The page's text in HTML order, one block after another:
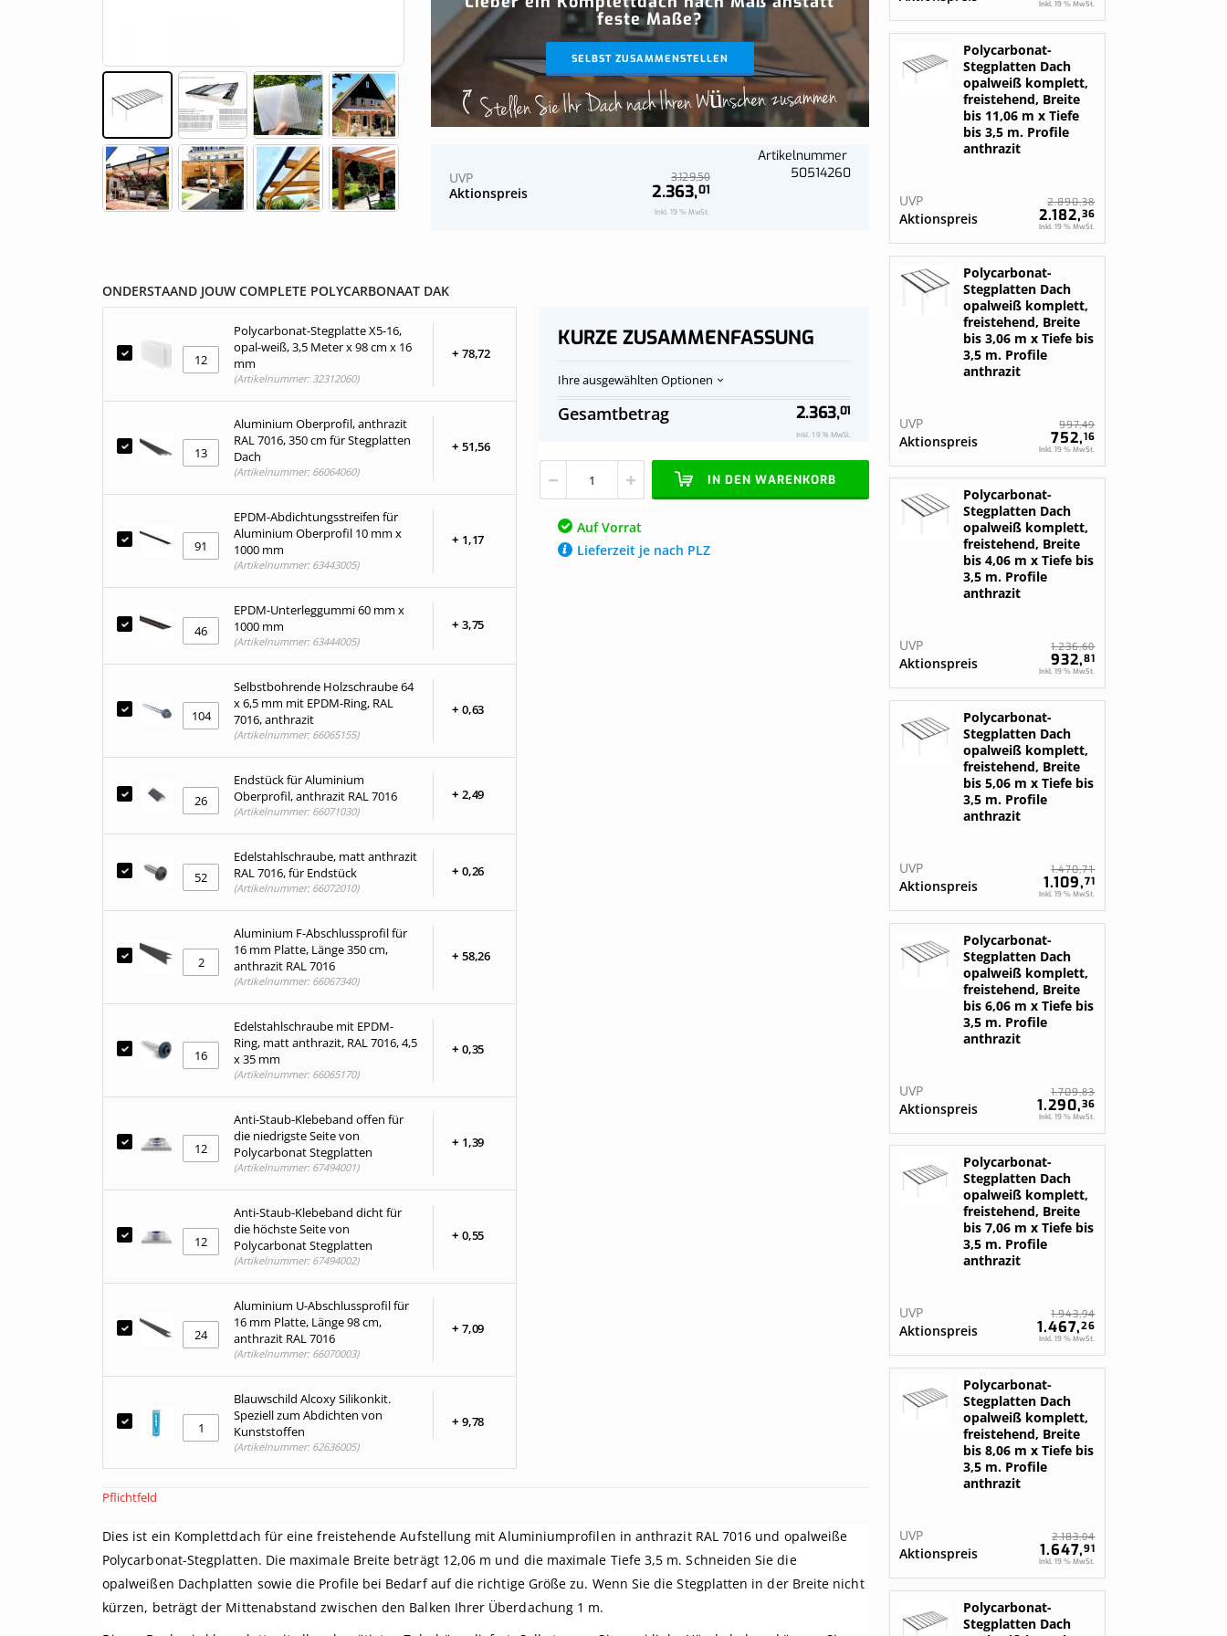
Bestelle jetzt
Komplettes Dach an der Wand
beginning
of
gallery
feste Maße?
SELBST ZUSAMMENSTELLEN
Stellen Sie Ihr Dach nach Ihren Wünschen zusammen
Aktionspreis 2.363,01
UVP 3.129,50
Inkl. 19 % MwSt.
Artikelnummer
50514260
ONDERSTAAND JOUW COMPLETE POLYCARBONAAT DAK
Polycarbonat-Stegplatte X5-16,
opal-weiß, 3,5 Meter x 98 cm x 16
mm
+ 78,72
(Artikelnummer: 32312060)
Aluminium Oberprofil, anthrazit
RAL 7016, 350 cm für Stegplatten
Dach
+ 51,56
(Artikelnummer: 66064060)
EPDM-Abdichtungsstreifen für
Aluminium Oberprofil 10 mm x
1000 mm
+ 1,17
(Artikelnummer: 63443005)
EPDM-Unterleggummi 60 mm x
1000 mm
+ 3,75
(Artikelnummer: 63444005)
Selbstbohrende Holzschraube 64
x 6,5 mm mit EPDM-Ring, RAL
7016, anthrazit
+ 0,63
(Artikelnummer: 66065155)
Endstück für Aluminium
Oberprofil, anthrazit RAL 7016
+ 2,49
(Artikelnummer: 66071030)
Edelstahlschraube, matt anthrazit
RAL 7016, für Endstück
+ 0,26
(Artikelnummer: 66072010)
Aluminium F-Abschlussprofil für
16 mm Platte, Länge 350 cm,
anthrazit RAL 7016
+ 58,26
(Artikelnummer: 66067340)
Edelstahlschraube mit EPDM-
Ring, matt anthrazit, RAL 7016, 4,5
x 35 mm
+ 0,35
(Artikelnummer: 66065170)
Anti-Staub-Klebeband offen für
die niedrigste Seite von
Polycarbonat Stegplatten
+ 1,39
(Artikelnummer: 67494001)
Anti-Staub-Klebeband dicht für
die höchste Seite von
Polycarbonat Stegplatten
+ 0,55
(Artikelnummer: 67494002)
Aluminium U-Abschlussprofil für
16 mm Platte, Länge 98 cm,
anthrazit RAL 7016
+ 7,09
(Artikelnummer: 66070003)
Blauwschild Alcoxy Silikonkit.
Speziell zum Abdichten von
Kunststoffen
+ 9,78
(Artikelnummer: 62636005)
Pflichtfeld
KURZE ZUSAMMENFASSUNG
Ihre ausgewählten Optionen
Polycarbonat-
Stegplatten
freistehend,
Breite
bis
12,06
m
Auf
Vorrat
Gesamtbetrag 2.363,01
Inkl. 19 % MwSt.
IN DEN WARENKORB
Auf Vorrat
Lieferzeit je nach PLZ
Dies ist ein Komplettdach für eine freistehende Aufstellung mit Aluminiumprofilen in anthrazit RAL 7016 und opalweiße
Polycarbonat-Stegplatten. Die maximale Breite beträgt 12,06 m und die maximale Tiefe 3,5 m. Schneiden Sie die
opalweißen Dachplatten sowie die Profile bei Bedarf auf die richtige Größe zu. Wenn Sie die Stegplatten in der Breite nicht
kürzen, beträgt der Mittenabstand zwischen den Balken Ihrer Überdachung 1 m.
Inkl. 19 % MwSt.
Polycarbonat-
Stegplatten Dach
opalweiß komplett,
freistehend, Breite
bis 11,06 m x Tiefe
bis 3,5 m. Profile
anthrazit
Aktionspreis 2.182,36
UVP 2.890,38
Inkl. 19 % MwSt.
Polycarbonat-
Stegplatten Dach
opalweiß komplett,
freistehend, Breite
bis 3,06 m x Tiefe bis
3,5 m. Profile
anthrazit
Aktionspreis 752,16
UVP 997,49
Inkl. 19 % MwSt.
Polycarbonat-
Stegplatten Dach
opalweiß komplett,
freistehend, Breite
bis 4,06 m x Tiefe bis
3,5 m. Profile
anthrazit
Aktionspreis 932,81
UVP 1.236,60
Inkl. 19 % MwSt.
Polycarbonat-
Stegplatten Dach
opalweiß komplett,
freistehend, Breite
bis 5,06 m x Tiefe bis
3,5 m. Profile
anthrazit
Aktionspreis 1.109,71
UVP 1.470,71
Inkl. 19 % MwSt.
Polycarbonat-
Stegplatten Dach
opalweiß komplett,
freistehend, Breite
bis 6,06 m x Tiefe bis
3,5 m. Profile
anthrazit
Aktionspreis 1.290,36
UVP 1.709,83
Inkl. 19 % MwSt.
Polycarbonat-
Stegplatten Dach
opalweiß komplett,
freistehend, Breite
bis 7,06 m x Tiefe bis
3,5 m. Profile
anthrazit
Aktionspreis 1.467,26
UVP 1.943,94
Inkl. 19 % MwSt.
Polycarbonat-
Stegplatten Dach
opalweiß komplett,
freistehend, Breite
bis 8,06 m x Tiefe bis
3,5 m. Profile
anthrazit
Aktionspreis 1.647,91
UVP 2.183,04
Inkl. 19 % MwSt.
Polycarbonat-
Stegplatten Dach